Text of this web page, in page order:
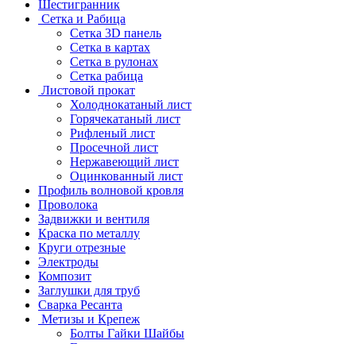
Шестигранник
Сетка и Рабица
Сетка 3D панель
Сетка в картах
Сетка в рулонах
Сетка рабица
Листовой прокат
Холоднокатаный лист
Горячекатаный лист
Рифленый лист
Просечной лист
Нержавеющий лист
Оцинкованный лист
Профиль волновой кровля
Проволока
Задвижки и вентиля
Краска по металлу
Круги отрезные
Электроды
Композит
Заглушки для труб
Сварка Ресанта
Метизы и Крепеж
Болты Гайки Шайбы